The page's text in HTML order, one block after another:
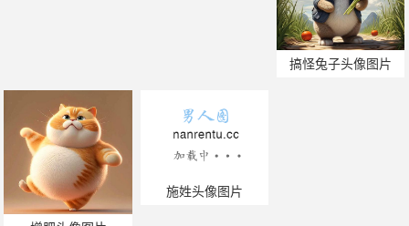
搞怪兔子头像图片
施姓头像图片